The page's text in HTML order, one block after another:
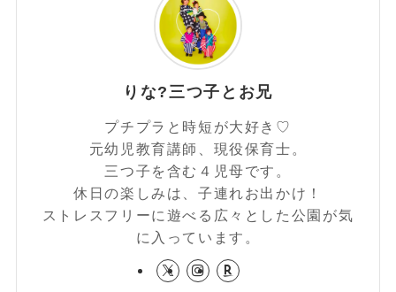
りな?️三つ子とお兄
プチプラと時短が大好き♡
元幼児教育講師、現役保育士。
三つ子を含む４児母です。
休日の楽しみは、子連れお出かけ！
ストレスフリーに遊べる広々とした公園が気
に入っています。